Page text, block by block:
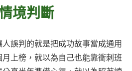
境判斷
誤判的就是把成功故事當成通用
上榜，就以為自己也能靠衝刺班